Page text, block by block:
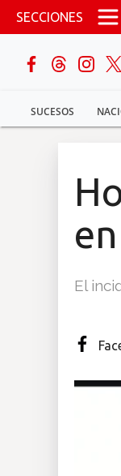
Pasar al
SECCIONES
SUCESOS
buscar
Sucesos
El